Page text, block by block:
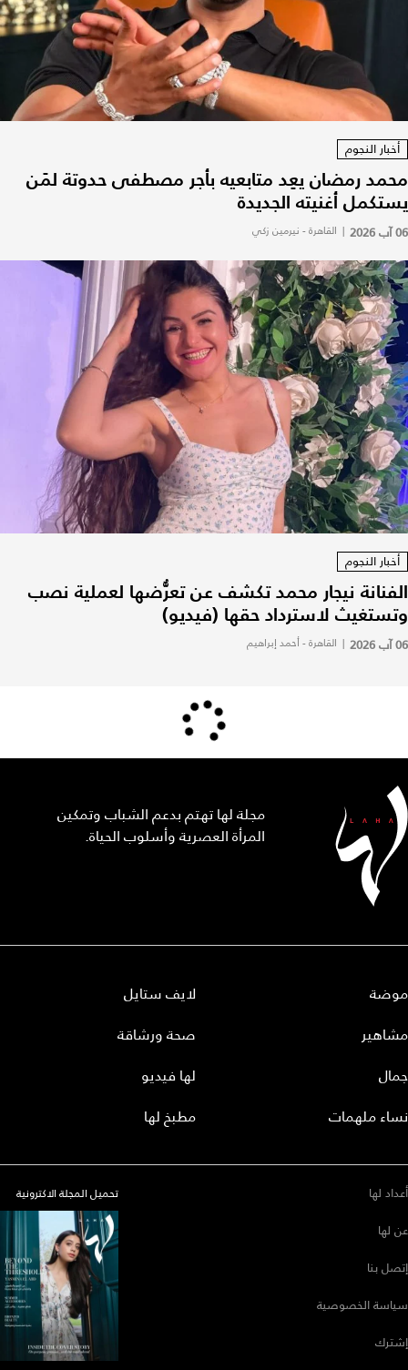
أخبار النجوم
محمد رمضان يعِد متابعيه بأجر مصطفى حدوتة لمَن
يستكمل أغنيته الجديدة
06 آب 2026 | القاهرة - نيرمين زكي
أخبار النجوم
الفنانة نيجار محمد تكشف عن تعرُّضها لعملية نصب
وتستغيث لاسترداد حقها (فيديو)
06 آب 2026 | القاهرة - أحمد إبراهيم
مجلة لها تهتم بدعم الشباب وتمكين
المرأة العصرية وأسلوب الحياة.
موضة
مشاهير
جمال
نساء ملهمات
لايف ستايل
صحة ورشاقة
لها فيديو
مطبخ لها
أعداد لها
عن لها
إتصل بنا
سياسة الخصوصية
إشترك
تحميل المجلة الاكترونية